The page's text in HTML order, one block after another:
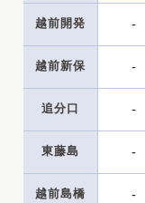
越前開発 -
越前新保 -
追分口 -
東藤島 -
越前島橋 -